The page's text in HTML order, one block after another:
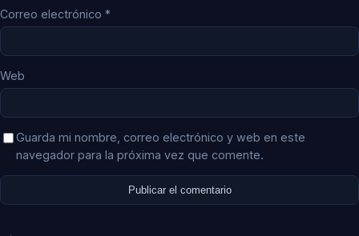
Correo electrónico *
Web
Guarda mi nombre, correo electrónico y web en este
navegador para la próxima vez que comente.